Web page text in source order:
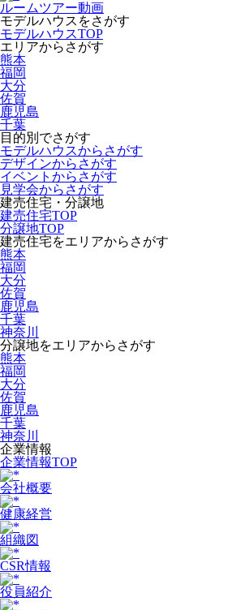
ルームツアー動画
モデルハウスをさがす
モデルハウスTOP
エリアからさがす
熊本
福岡
大分
佐賀
鹿児島
千葉
目的別でさがす
モデルハウスからさがす
デザインからさがす
イベントからさがす
見学会からさがす
建売住宅・分譲地
建売住宅TOP
分譲地TOP
建売住宅をエリアからさがす
熊本
福岡
大分
佐賀
鹿児島
千葉
神奈川
分譲地をエリアからさがす
熊本
福岡
大分
佐賀
鹿児島
千葉
神奈川
企業情報
企業情報TOP
会社概要
健康経営
組織図
CSR情報
役員紹介